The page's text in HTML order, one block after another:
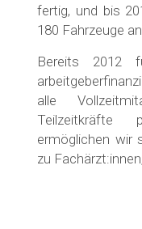
fertig, und bis
180 Fahrzeuge
Bereits 2012
alle
Teilzeitkräfte
ermöglichen wir
zu